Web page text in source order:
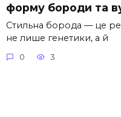
форму бороди та
Стильна борода — це
не лише генетики, а й
0 3